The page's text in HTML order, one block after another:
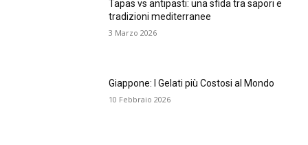
Tapas vs antipasti: una sfida tra sapori e
tradizioni mediterranee
3 Marzo 2026
Giappone: I Gelati più Costosi al Mondo
10 Febbraio 2026